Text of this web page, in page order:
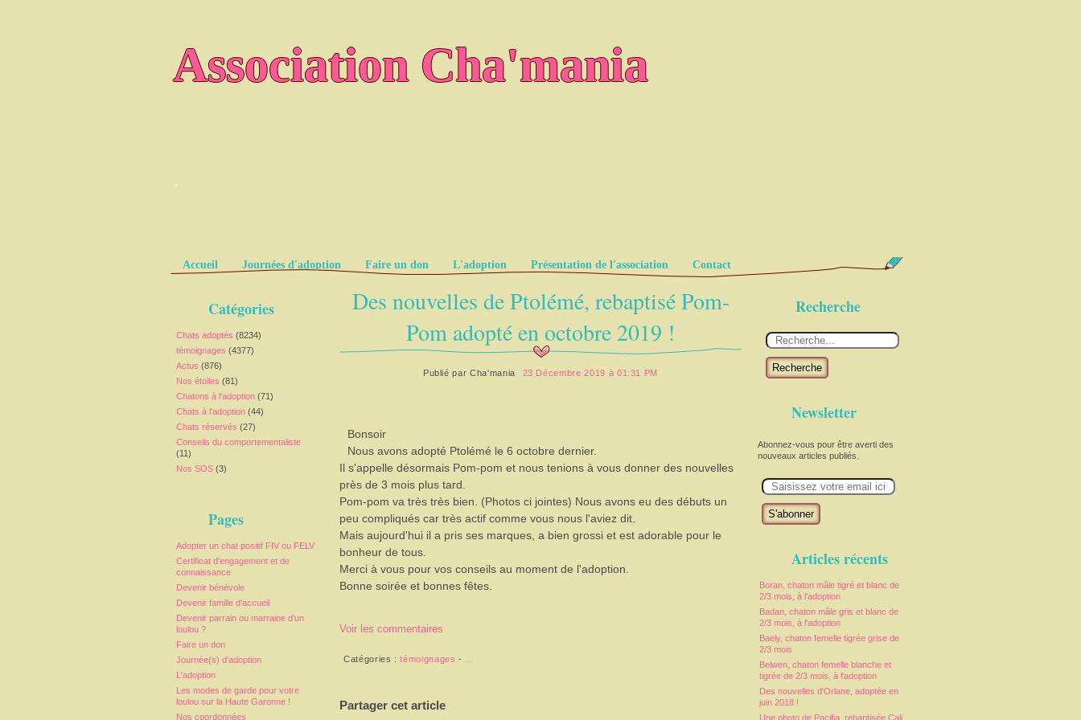
Association Cha'mania
.
Pages
Accueil Journées d'adoption Faire un don L'adoption Présentation de l'association Contact
Catégories
Chats adoptés (8234)
témoignages (4377)
Actus (876)
Nos étoiles (81)
Chatons à l'adoption (71)
Chats à l'adoption (44)
Chats réservés (27)
Conseils du comportementaliste
(11)
Nos SOS (3)
Pages
Adopter un chat positif FIV ou FELV
Certificat d'engagement et de
connaissance
Devenir bénévole
Devenir famille d'accueil
Devenir parrain ou marraine d'un
loulou ?
Faire un don
Journée(s) d'adoption
L'adoption
Les modes de garde pour votre
loulou sur la Haute Garonne !
Nos coordonnées
Recherche
Recherche
Newsletter
Abonnez-vous pour être averti des
nouveaux articles publiés.
m
Articles récents
Boran, chaton mâle tigré et blanc de
2/3 mois, à l'adoption
Badan, chaton mâle gris et blanc de
2/3 mois, à l'adoption
Baely, chaton femelle tigrée grise de
2/3 mois
Belwen, chaton femelle blanche et
tigrée de 2/3 mois, à l'adoption
Des nouvelles d'Orlane, adoptée en
juin 2018 !
Une photo de Pacifia, rebaptisée Cali,
Des nouvelles de Ptolémé, rebaptisé Pom-
Pom adopté en octobre 2019 !
Publié parCha'mania 23 Décembre 2019 à 01:31 PM
Bonsoir
Nous avons adopté Ptolémé le 6 octobre dernier.
Il s'appelle désormais Pom-pom et nous tenions à vous donner des nouvelles
près de 3 mois plus tard.
Pom-pom va très très bien. (Photos ci jointes) Nous avons eu des débuts un
peu compliqués car très actif comme vous nous l'aviez dit.
Mais aujourd'hui il a pris ses marques, a bien grossi et est adorable pour le
bonheur de tous.
Merci à vous pour vos conseils au moment de l'adoption.
Bonne soirée et bonnes fêtes.
Voir les commentaires
Catégories :témoignages -
Partager cet article